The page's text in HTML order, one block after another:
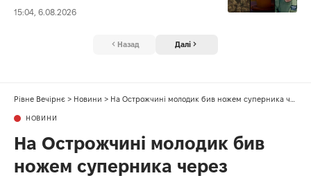
15:04, 6.08.2026
Назад Далі
Рівне Вечірнє > Новини > На Острожчині молодик бив ножем суперника через дівчину
НОВИНИ
На Острожчині молодик бив
ножем суперника через